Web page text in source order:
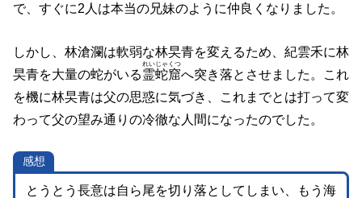
で、すぐに2人は本当の兄妹のように仲良くなりました。
しかし、林滄瀾は軟弱な林旲青を変えるため、紀雲禾に林
旲青を大量の蛇がいる霊蛇窟
れいじゃくつ
へ突き落とさせました。これ
を機に林旲青は父の思惑に気づき、これまでとは打って変
わって父の望み通りの冷徹な人間になったのでした。
感想
とうとう長意は自ら尾を切り落としてしまい、もう海